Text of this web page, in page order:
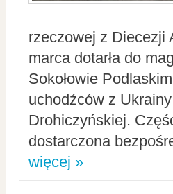
rzeczowej z Diecezji
marca dotarła do
Sokołowie
uchodźców z
Drohiczyńskiej.
dostarczona
więcej »